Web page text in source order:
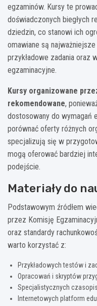
egzaminów. Kursy te
doświadczonych biegłych
dziedzin, co stanowi ich
omawiane są
przykładowe zadania oraz
egzaminacyjne.
Kursy organizowane
rekomendowane,
dostosowany do wymagań
porównać oferty różnych
specjalizują się w
mogą oferować bardziej
podejście.
Materiały do
Podstawowym źródłem
przez Komisję
oraz standardy
warto korzystać z:
Przykładowych testów i
Opracowań i skryptów
Specjalistycznych
Internetowych platform